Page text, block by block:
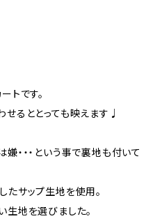
トです。
せるととっても映えます♩
・・・という事で裏地も付いて
たサップ生地を使用。
生地を選びました。